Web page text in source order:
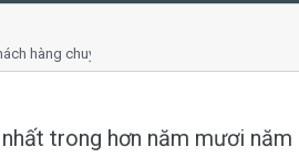
chuyên nghiệp
trong hơn năm mươi năm